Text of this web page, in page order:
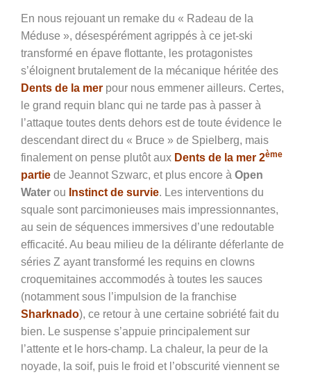
En nous rejouant un remake du « Radeau de la
Méduse », désespérément agrippés à ce jet-ski
transformé en épave flottante, les protagonistes
s’éloignent brutalement de la mécanique héritée des
Dents de la mer pour nous emmener ailleurs. Certes,
le grand requin blanc qui ne tarde pas à passer à
l’attaque toutes dents dehors est de toute évidence le
descendant direct du « Bruce » de Spielberg, mais
finalement on pense plutôt aux Dents de la mer 2ème
partie de Jeannot Szwarc, et plus encore à Open
Water ou Instinct de survie. Les interventions du
squale sont parcimonieuses mais impressionnantes,
au sein de séquences immersives d’une redoutable
efficacité. Au beau milieu de la délirante déferlante de
séries Z ayant transformé les requins en clowns
croquemitaines accommodés à toutes les sauces
(notamment sous l’impulsion de la franchise
Sharknado), ce retour à une certaine sobriété fait du
bien. Le suspense s’appuie principalement sur
l’attente et le hors-champ. La chaleur, la peur de la
noyade, la soif, puis le froid et l’obscurité viennent se